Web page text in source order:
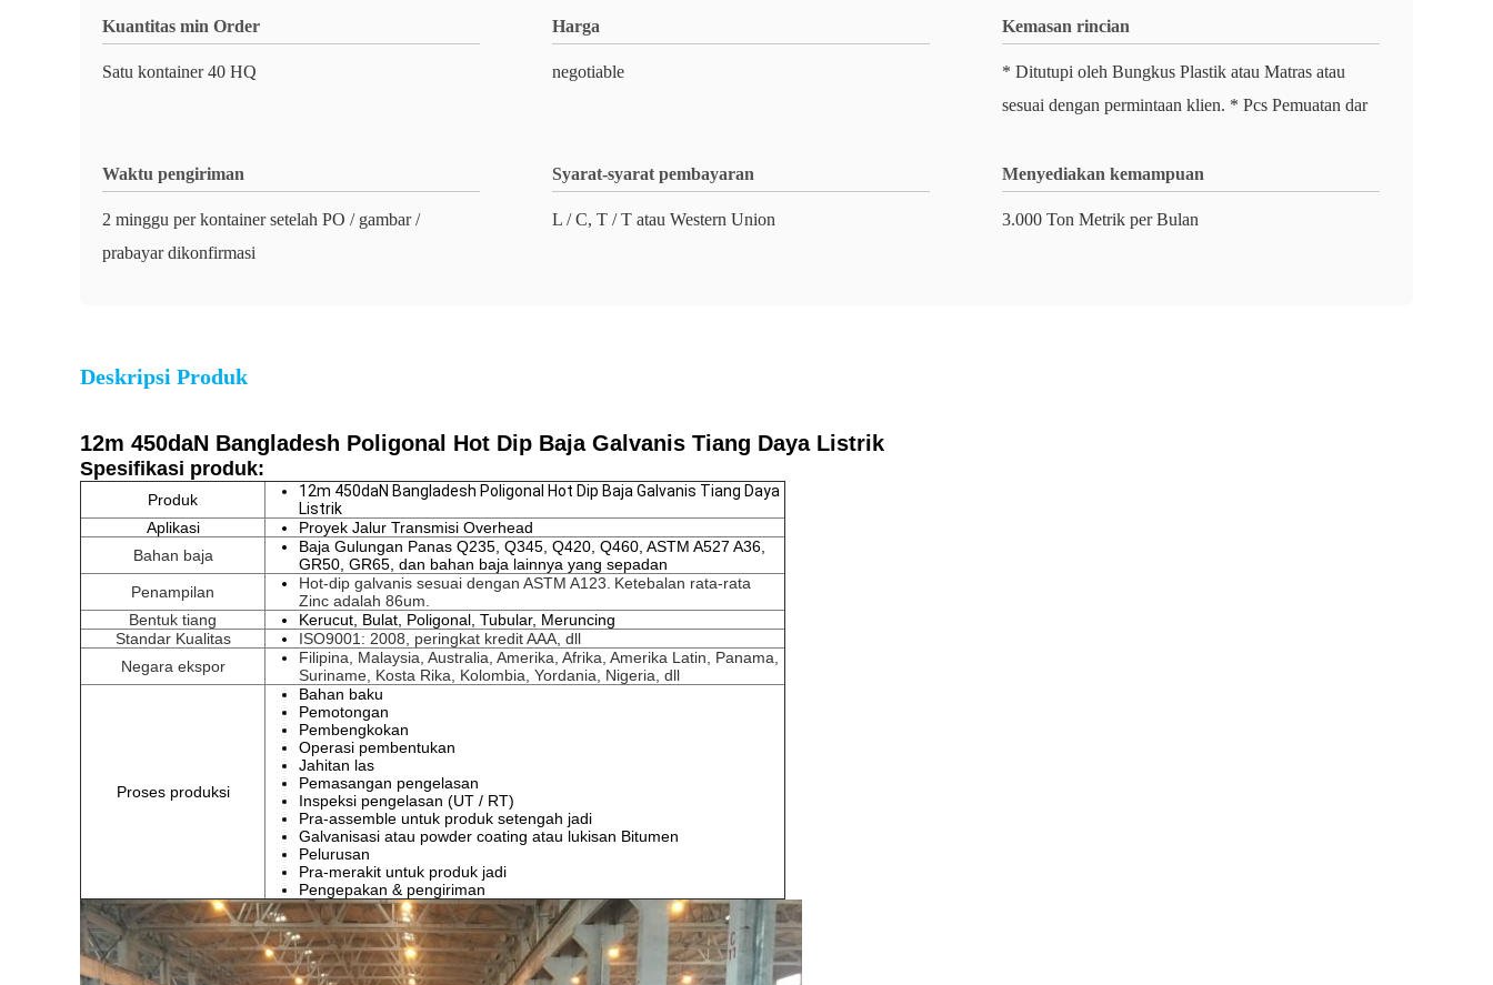
Kuantitas min Order
Satu kontainer 40 HQ
Harga
negotiable
Kemasan rincian
* Ditutupi oleh Bungkus Plastik atau Matras atau
sesuai dengan permintaan klien. * Pcs Pemuatan dar
Waktu pengiriman
2 minggu per kontainer setelah PO / gambar /
prabayar dikonfirmasi
Syarat-syarat pembayaran
L / C, T / T atau Western Union
Menyediakan kemampuan
3.000 Ton Metrik per Bulan
Deskripsi Produk
12m 450daN Bangladesh Poligonal Hot Dip Baja Galvanis Tiang Daya Listrik
Spesifikasi produk:
Produk
12m 450daN Bangladesh Poligonal Hot Dip Baja Galvanis Tiang Daya
Listrik
Aplikasi
Proyek Jalur Transmisi Overhead
Bahan baja
Baja Gulungan Panas Q235, Q345, Q420, Q460, ASTM A527 A36,
GR50, GR65, dan bahan baja lainnya yang sepadan
Penampilan
Hot-dip galvanis sesuai dengan ASTM A123. Ketebalan rata-rata
Zinc adalah 86um.
Bentuk tiang
Kerucut, Bulat, Poligonal, Tubular, Meruncing
Standar Kualitas
ISO9001: 2008, peringkat kredit AAA, dll
Negara ekspor
Filipina, Malaysia, Australia, Amerika, Afrika, Amerika Latin, Panama,
Suriname, Kosta Rika, Kolombia, Yordania, Nigeria, dll
Proses produksi
Bahan baku
Pemotongan
Pembengkokan
Operasi pembentukan
Jahitan las
Pemasangan pengelasan
Inspeksi pengelasan (UT / RT)
Pra-assemble untuk produk setengah jadi
Galvanisasi atau powder coating atau lukisan Bitumen
Pelurusan
Pra-merakit untuk produk jadi
Pengepakan & pengiriman